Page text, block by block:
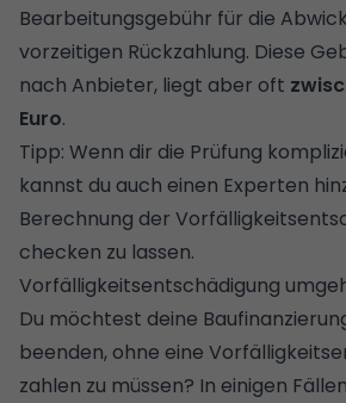
Bearbeitungsgebühr für die
vorzeitigen Rückzahlung. Diese
nach Anbieter, liegt aber oft
Euro.
Tipp: Wenn dir die Prüfung
kannst du auch einen Experten
Berechnung der
checken zu lassen.
Vorfälligkeitsentschädigung
Du möchtest deine
beenden, ohne eine
zahlen zu müssen? In einigen